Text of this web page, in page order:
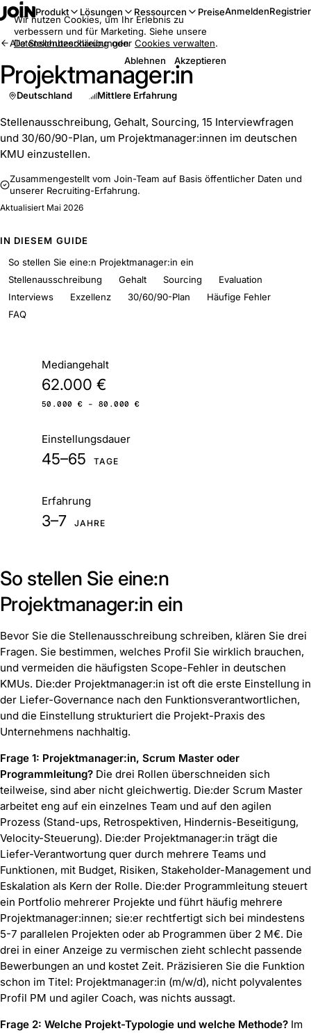
Produkt Lösungen Ressourcen PreiseAnmelden
Alle Stellenbeschreibungen
Projektmanager:in
Deutschland Mittlere Erfahrung
Stellenausschreibung, Gehalt, Sourcing, 15 Interviewfragen
und 30/60/90-Plan, um Projektmanager:innen im deutschen
KMU einzustellen.
Zusammengestellt vom Join-Team auf Basis öffentlicher Daten und
unserer Recruiting-Erfahrung.
Aktualisiert Mai 2026
IN DIESEM GUIDE
So stellen Sie eine:n Projektmanager:in ein
Stellenausschreibung
Gehalt Sourcing
Evaluation
Interviews
Exzellenz 30/60/90-Plan
Häufige Fehler
FAQ
Mediangehalt
62.000 €
50.000 € – 80.000 €
Einstellungsdauer
45–65 TAGE
Erfahrung
3–7 JAHRE
So stellen Sie eine:n
Projektmanager:in ein
Bevor Sie die Stellenausschreibung schreiben, klären Sie drei
Fragen. Sie bestimmen, welches Profil Sie wirklich brauchen,
und vermeiden die häufigsten Scope-Fehler in deutschen
KMUs. Die:der Projektmanager:in ist oft die erste Einstellung in
der Liefer-Governance nach den Funktionsverantwortlichen,
und die Einstellung strukturiert die Projekt-Praxis des
Unternehmens nachhaltig.
Frage 1: Projektmanager:in, Scrum Master oder
Programmleitung? Die drei Rollen überschneiden sich
teilweise, sind aber nicht gleichwertig. Die:der Scrum Master
arbeitet eng auf ein einzelnes Team und auf den agilen
Prozess (Stand-ups, Retrospektiven, Hindernis-Beseitigung,
Velocity-Steuerung). Die:der Projektmanager:in trägt die
Liefer-Verantwortung quer durch mehrere Teams und
Funktionen, mit Budget, Risiken, Stakeholder-Management und
Eskalation als Kern der Rolle. Die:der Programmleitung steuert
ein Portfolio mehrerer Projekte und führt häufig mehrere
Projektmanager:innen; sie:er rechtfertigt sich bei mindestens
5-7 parallelen Projekten oder ab Programmen über 2 M€. Die
drei in einer Anzeige zu vermischen zieht schlecht passende
Bewerbungen an und kostet Zeit. Präzisieren Sie die Funktion
schon im Titel: Projektmanager:in (m/w/d), nicht polyvalentes
Profil PM und agiler Coach, was nichts aussagt.
Frage 2: Welche Projekt-Typologie und welche Methode? Im
Wir nutzen Cookies, um Ihr Erlebnis zu
verbessern und für Marketing. Siehe unsere
Datenschutzerklärungoder Cookies verwalten.
Ablehnen
Akzeptieren